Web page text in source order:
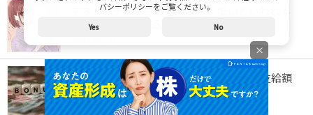
マネーリテラシーの意味とは？低いといわれる
理由や高める方法5選
【2025最新】ボーナスはいつ入る？平均支給額
や夏・冬のもらえる時期を紹介
2024/12/26
バシーポリシーをご覧ください。
Yes No
×